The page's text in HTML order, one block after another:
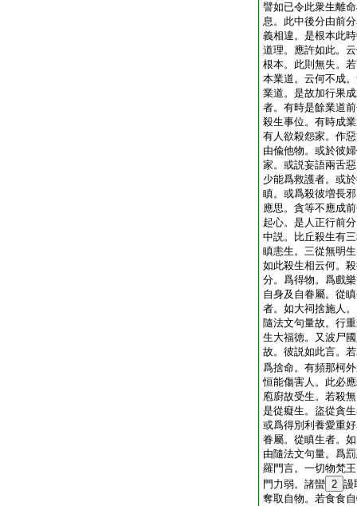
譬如已令此衆生離
息。此中後分由前
義相違。是根本此
道理。應許如此。
根本。此則無失。
本業道。云何不成
業道。是故加行果
者。有時是餘業道
殺生事位。有時成
有人欲殺怨家。作
由偸他物。或於彼
家。或説妄語兩舌
少能爲救護者。或
瞋。或爲殺彼増長
應思。貪等不應成
起心。是人正行前
中説。比丘殺生有
瞋恚生。三從無明
如此殺生相云何。
分。爲得物。爲戲
自身及自眷屬。從
者。如大祠捨施人
隨法文句量故。行
生大福徳。又波尸
故。彼説如此言。
爲捨命。有頻那柯
恒能傷害人。此必
庖廚故受生。若殺
是從癡生。盜從貪
或爲得別利養愛重
眷屬。從瞋生者。
由隨法文句量。爲
羅門言。一切物梵
門力弱。諸蠻 2 謾
奪取自物。若食食